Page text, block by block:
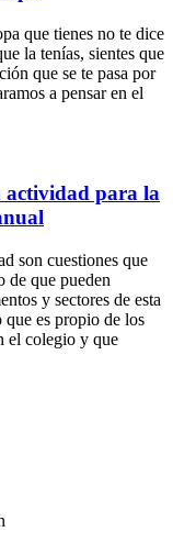
que tienes no te dice
la tenías, sientes que
que se te pasa por
a pensar en el
actividad para la
son cuestiones que
de que pueden
y sectores de esta
que es propio de los
el colegio y que